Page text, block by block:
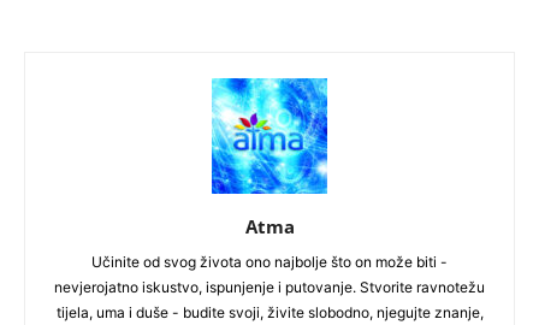
Atma
Učinite od svog života ono najbolje što on može biti -
nevjerojatno iskustvo, ispunjenje i putovanje. Stvorite ravnotežu
tijela, uma i duše - budite svoji, živite slobodno, njegujte znanje,